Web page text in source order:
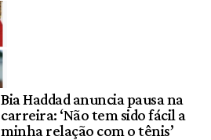
Bia Haddad anuncia pausa na
carreira: ‘Não tem sido fácil a
minha relação com o tênis’